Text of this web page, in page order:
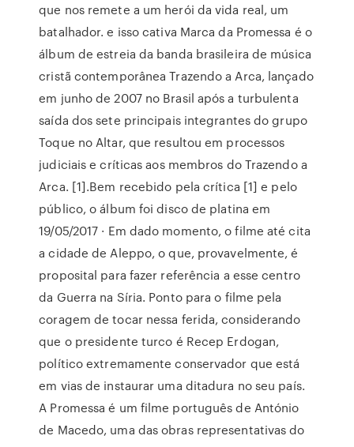
que nos remete a um herói da vida real, um
batalhador. e isso cativa Marca da Promessa é o
álbum de estreia da banda brasileira de música
cristã contemporânea Trazendo a Arca, lançado
em junho de 2007 no Brasil após a turbulenta
saída dos sete principais integrantes do grupo
Toque no Altar, que resultou em processos
judiciais e críticas aos membros do Trazendo a
Arca. [1].Bem recebido pela crítica [1] e pelo
público, o álbum foi disco de platina em
19/05/2017 · Em dado momento, o filme até cita
a cidade de Aleppo, o que, provavelmente, é
proposital para fazer referência a esse centro
da Guerra na Síria. Ponto para o filme pela
coragem de tocar nessa ferida, considerando
que o presidente turco é Recep Erdogan,
político extremamente conservador que está
em vias de instaurar uma ditadura no seu país.
A Promessa é um filme português de António
de Macedo, uma das obras representativas do